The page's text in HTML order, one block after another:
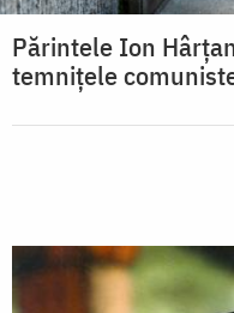
Părintele Ion
temnițele